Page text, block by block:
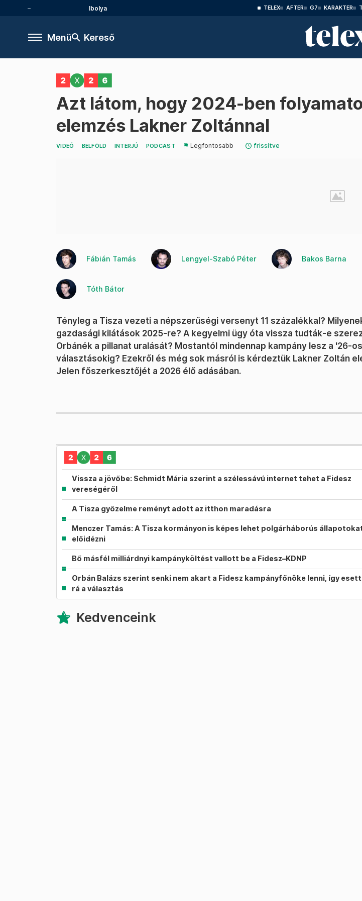
Ibolya TELEX AFTER G7 KARAKTER
Menü Kereső
Azt látom, hogy 2024-ben
elemzés Lakner Zoltánnal
VIDEÓ BELFÖLD INTERJÚ PODCAST Legfontosabb frissítve
Fábián Tamás Lengyel-Szabó Péter Bakos Barna
Tóth Bátor
Tényleg a Tisza vezeti a népszerűségi versenyt 11 százalékkal?
gazdasági kilátások 2025-re? A kegyelmi ügy óta vissza tudták-e
Orbánék a pillanat uralását? Mostantól mindennap kampány lesz a '26-os
választásokig? Ezekről és még sok másról is kérdeztük Lakner Zoltán
Jelen főszerkesztőjét a 2026 élő adásában.
Vissza a jövőbe: Schmidt Mária szerint a szélessávú internet tehet a Fidesz
vereségéről
A Tisza győzelme reményt adott az itthon maradásra
Menczer Tamás: A Tisza kormányon is képes lehet polgárháborús
előidézni
Bő másfél milliárdnyi kampányköltést vallott be a Fidesz–KDNP
Orbán Balázs szerint senki nem akart a Fidesz kampányfőnöke lenni, így
rá a választás
Kedvenceink